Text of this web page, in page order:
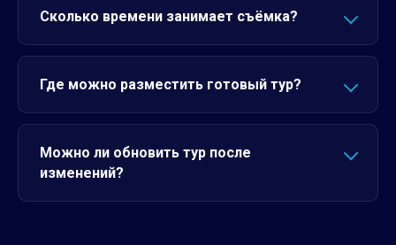
Сколько времени занимает съёмка?
Где можно разместить готовый тур?
Можно ли обновить тур после
изменений?